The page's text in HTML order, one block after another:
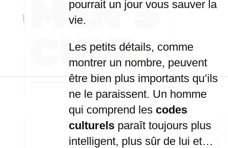
pourrait un jour vous sauver la
vie.
Les petits détails, comme
montrer un nombre, peuvent
être bien plus importants qu’ils
ne le paraissent. Un homme
qui comprend les codes
culturels paraît toujours plus
intelligent, plus sûr de lui et…